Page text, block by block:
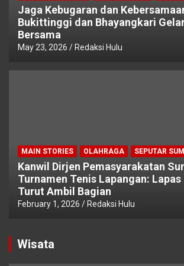
Jaga Kebugaran dan
Bukittinggi dan Bhayangkari
Bersama
May 23, 2026 Redaksi Hulu
MAIN STORIES OLAHRAGA SEPUTAR
Kanwil Dirjen Pemasyarakatan
Turnamen Tenis Lapangan:
Turut Ambil Bagian
February 1, 2026 Redaksi Hulu
Wisata